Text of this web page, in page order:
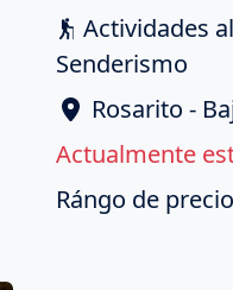
Actividades
Senderismo
Rosarito -
Actualmente
Rángo de